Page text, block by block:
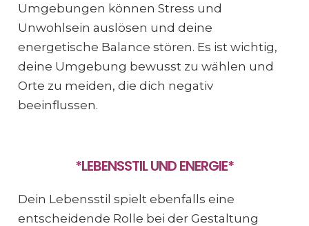
Umgebungen können Stress und
Unwohlsein auslösen und deine
energetische Balance stören. Es ist wichtig,
deine Umgebung bewusst zu wählen und
Orte zu meiden, die dich negativ
beeinflussen.
*LEBENSSTIL UND ENERGIE*
Dein Lebensstil spielt ebenfalls eine
entscheidende Rolle bei der Gestaltung